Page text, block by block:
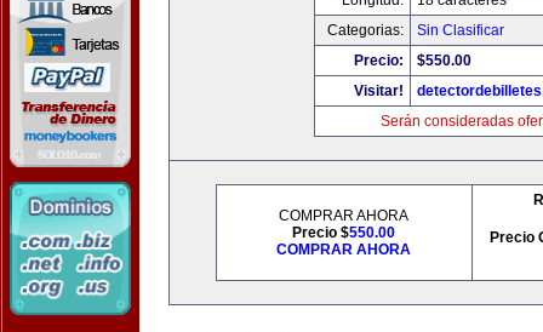
Categorias:
Sin Clasificar
Precio:
$550.00
Visitar!
Serán consideradas
COMPRAR AHORA
Precio $550.00
COMPRAR AHORA
Precio